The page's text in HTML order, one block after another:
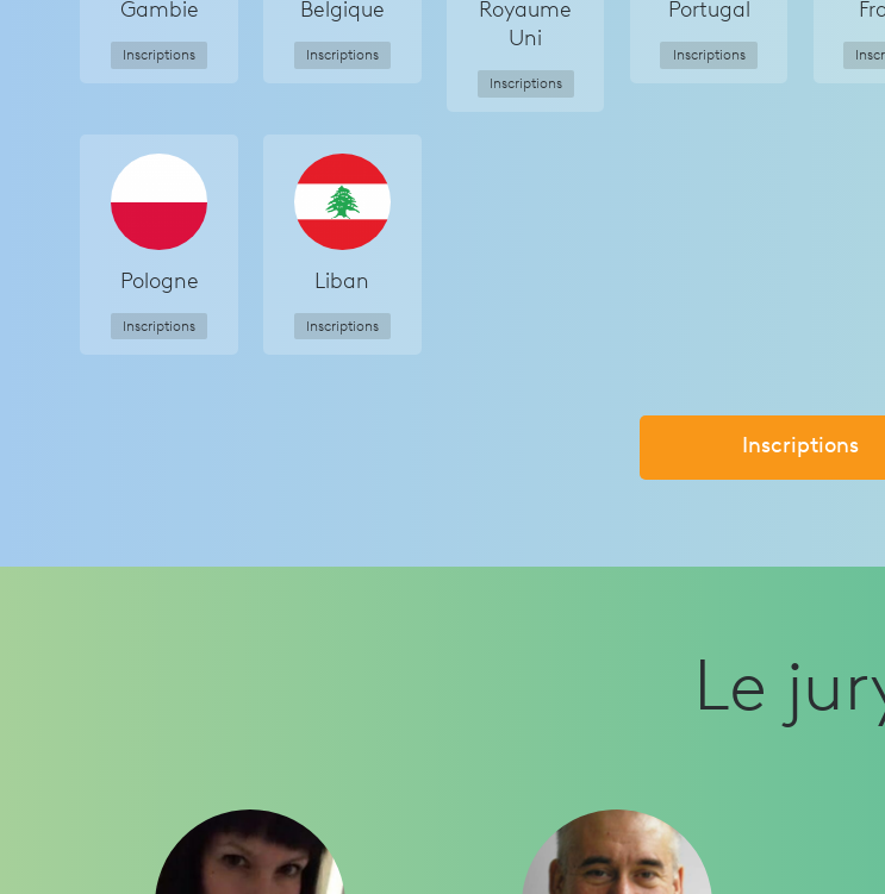
Gambie
Inscriptions
Belgique
Inscriptions
Royaume
Uni
Inscriptions
Portugal
Inscriptions
Pologne
Inscriptions
Liban
Inscriptions
Inscriptions
Le